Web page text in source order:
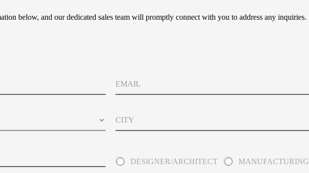
below, and our dedicated sales team will promptly connect with you to address any inquiries.
m
a
i
t
A
b
DESIGNER/ARCHITECT MANUFACTURING